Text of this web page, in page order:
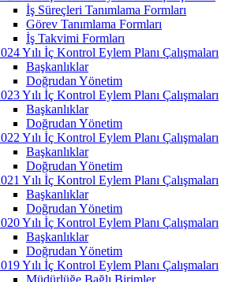
İş Süreçleri Tanımlama Formları
Görev Tanımlama Formları
İş Takvimi Formları
Yılı İç Kontrol Eylem Planı Çalışmaları
Başkanlıklar
Doğrudan Yönetim
Yılı İç Kontrol Eylem Planı Çalışmaları
Başkanlıklar
Doğrudan Yönetim
Yılı İç Kontrol Eylem Planı Çalışmaları
Başkanlıklar
Doğrudan Yönetim
Yılı İç Kontrol Eylem Planı Çalışmaları
Başkanlıklar
Doğrudan Yönetim
Yılı İç Kontrol Eylem Planı Çalışmaları
Başkanlıklar
Doğrudan Yönetim
Yılı İç Kontrol Eylem Planı Çalışmaları
Müdürlüğe Bağlı Birimler